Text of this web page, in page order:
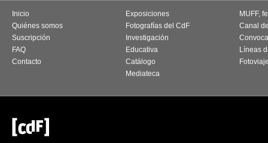
Inicio
Quiénes somos
Suscripción
FAQ
Contacto
Exposiciones
Fotografías del CdF
Investigación
Educativa
Catálogo
Mediateca
MUFF,
Canal
Líneas